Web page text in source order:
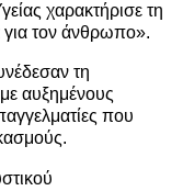
χαρακτήρισε τη
τον άνθρωπο».
τη
αυξημένους
που